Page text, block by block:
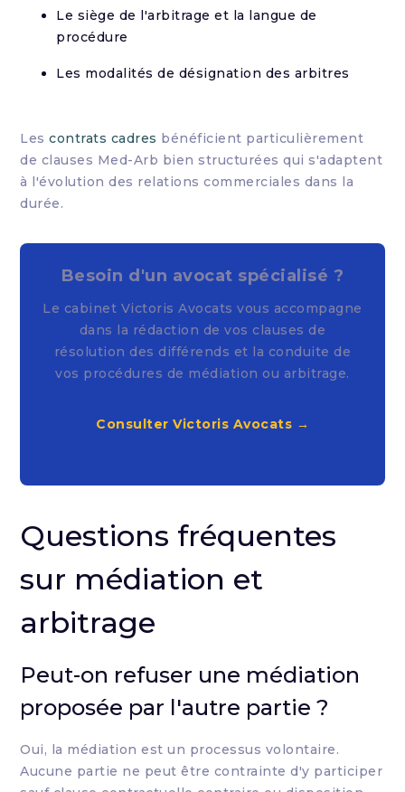
Le siège de l'arbitrage et la langue de
procédure
Les modalités de désignation des arbitres
Lescontrats cadres bénéficient particulièrement
de clauses Med-Arb bien structurées qui s'adaptent
à l'évolution des relations commerciales dans la
durée.
Besoin d'un avocat spécialisé ?
Le cabinet Victoris Avocats vous accompagne
dans la rédaction de vos clauses de
résolution des différends et la conduite de
vos procédures de médiation ou arbitrage.
Consulter Victoris Avocats →
Questions fréquentes
sur médiation et
arbitrage
Peut-on refuser une médiation
proposée par l'autre partie ?
Oui, la médiation est un processus volontaire.
Aucune partie ne peut être contrainte d'y participer